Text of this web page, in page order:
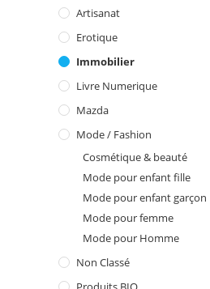
Artisanat
Erotique
Immobilier
Livre Numerique
Mazda
Mode / Fashion
Cosmétique & beauté
Mode pour enfant fille
Mode pour enfant garçon
Mode pour femme
Mode pour Homme
Non Classé